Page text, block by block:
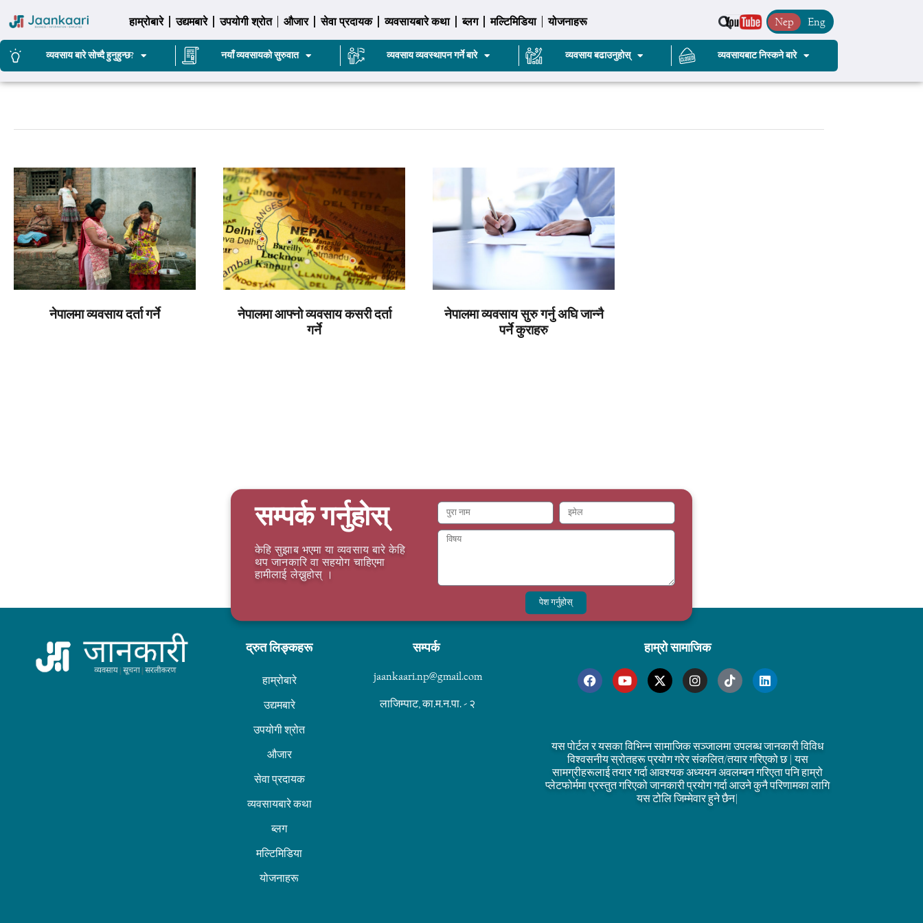
हाम्रोबारे उद्यमबारे उपयोगी श्रोत औजार सेवा प्रदायक व्यवसायबारे कथा ब्लग मल्टिमिडिया योजनाहरू Nep Eng
व्यवसाय बारे सोच्दै हुनुहुन्छ? नयाँ व्यवसायको सुरुवात व्यवसाय व्यवस्थापन गर्ने बारे व्यवसाय बढाउनुहोस् व्यवसायबाट निस्कने बारे
नेपालमा व्यवसाय दर्ता गर्ने
नेपालमा आफ्नो व्यवसाय कसरी दर्ता
गर्ने
नेपालमा व्यवसाय सुरु गर्नु अघि जान्नै
पर्ने कुराहरु
सम्पर्क गर्नुहोस्
केहि सुझाब भएमा या व्यवसाय बारे केहि
थप जानकारि वा सहयोग चाहिएमा
हामीलाई लेख्नुहोस् ।
पेश गर्नुहोस्
द्रुत लिङ्कहरू
हाम्रोबारे
उद्यमबारे
उपयोगी श्रोत
औजार
सेवा प्रदायक
व्यवसायबारे कथा
ब्लग
मल्टिमिडिया
योजनाहरू
सम्पर्क
jaankaari.np@gmail.com
लाजिम्पाट, का.म.न.पा. - २
हाम्रो सामाजिक
यस पोर्टल र यसका विभिन्न सामाजिक सञ्जालमा उपलब्ध जानकारी विविध
विश्वसनीय स्रोतहरू प्रयोग गरेर संकलित/तयार गरिएको छ | यस
सामग्रीहरूलाई तयार गर्दा आवश्यक अध्ययन अवलम्बन गरिएता पनि हाम्रो
प्लेटफोर्ममा प्रस्तुत गरिएको जानकारी प्रयोग गर्दा आउने कुनै परिणामका लागि
यस टोलि जिम्मेवार हुने छैन|